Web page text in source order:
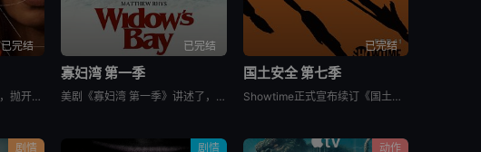
已完结
美剧《达顿牧场》讲述了，抛开《黄石》时期经历的阴影，Beth和Rip努力共筑未来，但他们遭遇了残酷的新现实，以及一家不择手段、只为保住自己帝国的无情敌对牧场。在南得克萨斯州，血脉之深远胜于一切，宽恕转
已完结
寡妇湾 第一季
美剧《寡妇湾 第一季》讲述了，新英格兰外海40英里处的寡妇湾，终年被迷雾笼罩。这里流传着百年前的海难传说，所有出海的渔民葬身深海，只留下满岛寡妇与一道血色诅咒。新任市长汤姆·洛夫蒂斯决心振兴衰败的小镇
已完结
国土安全 第七季
Showtime正式宣布续订《国土安全》第7季。
剧情 剧情 动作